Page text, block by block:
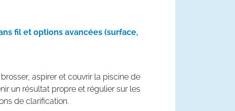
fil et options avancées (surface,
brosser, aspireret couvrir la piscine de
un résultat propre et régulier sur les
de clarification.